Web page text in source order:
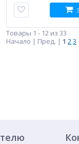
Товары 1 - 12 из 33
Начало | Пред. | 1 23